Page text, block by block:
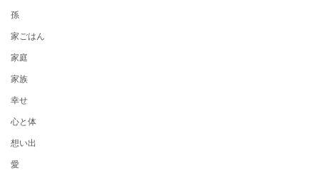
孫
家ごはん
家庭
家族
幸せ
心と体
想い出
愛